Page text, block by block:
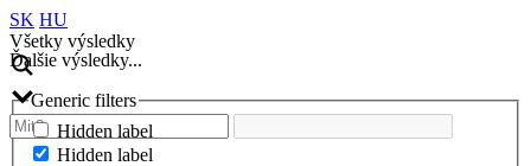
SK HU
Všetky výsledky
Ďalšie výsledky...
Generic filters
Hidden label
Hidden label